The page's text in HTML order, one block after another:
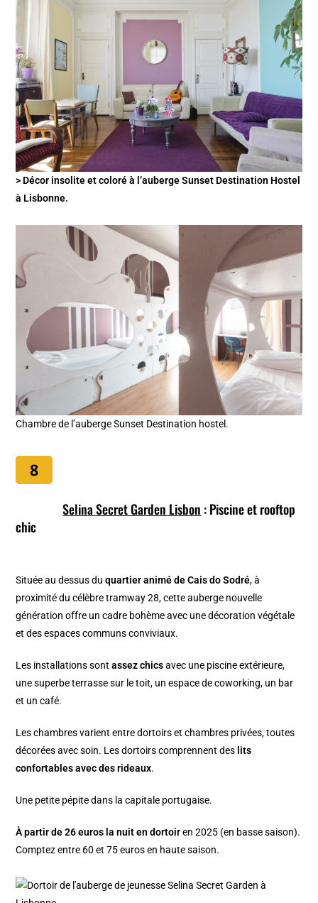
> Décor insolite et coloré à l’auberge Sunset Destination Hostel
à Lisbonne.
Chambre de l’auberge Sunset Destination hostel.
Selina Secret Garden Lisbon : Piscine et rooftop
chic
Située au dessus duquartier animé de Cais do Sodré, à
proximité du célèbre tramway 28, cette auberge nouvelle
génération offre un cadre bohème avec une décoration végétale
et des espaces communs conviviaux.
Les installations sontassez chicsavec une piscine extérieure,
une superbe terrasse sur le toit, un espace de coworking, un bar
et un café.
Les chambres varient entre dortoirs et chambres privées, toutes
décorées avec soin. Les dortoirs comprennent des lits
confortables avec des rideaux.
Une petite pépite dans la capitale portugaise.
À partir de 26 euros la nuit en dortoiren 2025 (en basse saison).
Comptez entre 60 et 75 euros en haute saison.